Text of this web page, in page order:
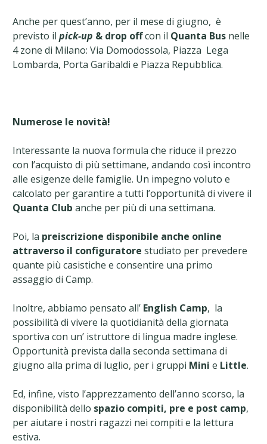
Anche per quest’anno, per il mese di giugno, è
previsto il pick-up & drop offcon il Quanta Bus nelle
4 zone di Milano: Via Domodossola, Piazza Lega
Lombarda, Porta Garibaldi e Piazza Repubblica.
Numerose le novità!
Interessante la nuova formula che riduce il prezzo
con l’acquisto di più settimane, andando così incontro
alle esigenze delle famiglie. Un impegno voluto e
calcolato per garantire a tutti l’opportunità di vivere il
Quanta Club anche per più di una settimana.
Poi, la preiscrizione disponibile anche online
attraverso il configuratore studiato per prevedere
quante più casistiche e consentire una primo
assaggio di Camp.
Inoltre, abbiamo pensato all’ English Camp, la
possibilità di vivere la quotidianità della giornata
sportiva con un’ istruttore di lingua madre inglese.
Opportunità prevista dalla seconda settimana di
giugno alla prima di luglio, per i gruppi Mini e Little.
Ed, infine, visto l’apprezzamento dell’anno scorso, la
disponibilità dello spazio compiti, pre e post camp,
per aiutare i nostri ragazzi nei compiti e la lettura
estiva.